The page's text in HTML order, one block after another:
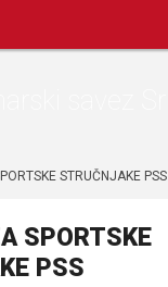
STRUČNJAKE PSS
SPORTSKE
PSS